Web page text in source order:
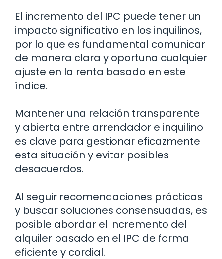
El incremento del IPC puede tener un
impacto significativo en los inquilinos,
por lo que es fundamental comunicar
de manera clara y oportuna cualquier
ajuste en la renta basado en este
índice.
Mantener una relación transparente
y abierta entre arrendador e inquilino
es clave para gestionar eficazmente
esta situación y evitar posibles
desacuerdos.
Al seguir recomendaciones prácticas
y buscar soluciones consensuadas, es
posible abordar el incremento del
alquiler basado en el IPC de forma
eficiente y cordial.